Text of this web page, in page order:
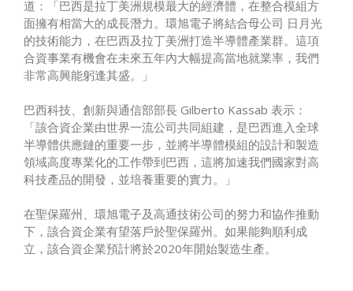
道：「巴西是拉丁美洲規模最大的經濟體，在整合模組方
面擁有相當大的成長潛力。環旭電子將結合母公司 日月光
的技術能力，在巴西及拉丁美洲打造半導體產業群。這項
合資事業有機會在未來五年內大幅提高當地就業率，我們
非常高興能躬逢其盛。」
巴西科技、創新與通信部部長 Gilberto Kassab 表示：
「該合資企業由世界一流公司共同組建，是巴西進入全球
半導體供應鏈的重要一步，並將半導體模組的設計和製造
領域高度專業化的工作帶到巴西，這將加速我們國家對高
科技產品的開發，並培養重要的實力。」
在聖保羅州、環旭電子及高通技術公司的努力和協作推動
下，該合資企業有望落戶於聖保羅州。如果能夠順利成
立，該合資企業預計將於2020年開始製造生產。